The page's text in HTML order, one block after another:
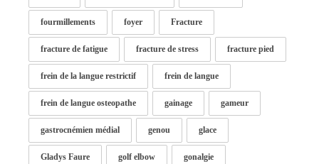
fourmillements foyer Fracture
fracture de fatigue fracture de stress fracture pied
frein de la langue restrictif frein de langue
frein de langue osteopathe gainage gameur
gastrocnémien médial genou glace
Gladys Faure golf elbow gonalgie